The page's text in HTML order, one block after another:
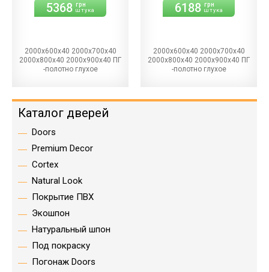
5368 грн
штука
2000х600х40 2000х700х40
2000х800х40 2000х900х40 ПГ
-полотно глухое
6188 грн
штука
2000х600х40 2000х700х40
2000х800х40 2000х900х40 ПГ
-полотно глухое
Каталог дверей
Doors
Premium Decor
Cortex
Natural Look
Покрытие ПВХ
Экошпон
Натуральный шпон
Под покраску
Погонаж Doors